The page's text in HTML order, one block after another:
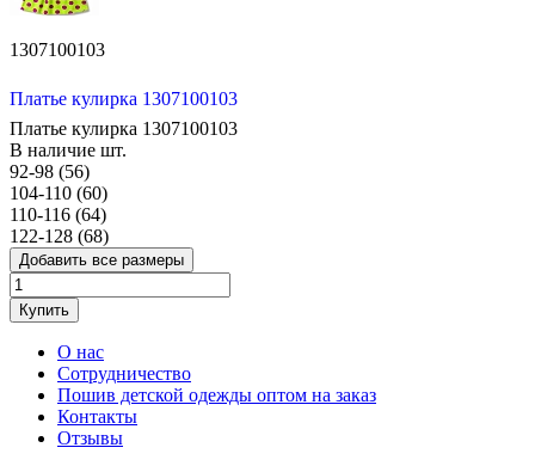
1307100103
Платье кулирка 1307100103
Платье кулирка 1307100103
В наличие шт.
92-98 (56)
104-110 (60)
110-116 (64)
122-128 (68)
Добавить все размеры
Купить
О нас
Сотрудничество
Пошив детской одежды оптом на заказ
Контакты
Отзывы